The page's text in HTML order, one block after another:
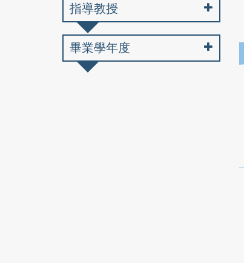
指導教授
畢業學年度